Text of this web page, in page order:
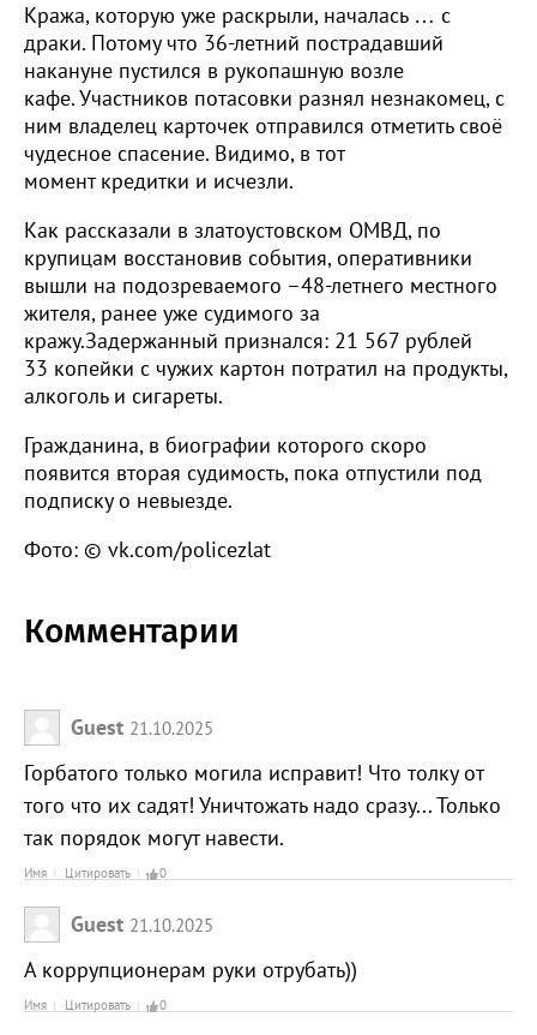
Кража, которую уже раскрыли, началась … с
драки. Потому что 36-летний пострадавший
накануне пустился в рукопашную возле
кафе. Участников потасовки разнял незнакомец, с
ним владелец карточек отправился отметить своё
чудесное спасение. Видимо, в тот
момент кредитки и исчезли.
Как рассказали в златоустовском ОМВД, по
крупицам восстановив события, оперативники
вышли на подозреваемого –48-летнего местного
жителя, ранее уже судимого за
кражу.Задержанный признался: 21 567 рублей
33 копейки с чужих картон потратил на продукты,
алкоголь и сигареты.
Гражданина, в биографии которого скоро
появится вторая судимость, пока отпустили под
подписку о невыезде.
Фото: © vk.com/policezlat
Комментарии
Guest 21.10.2025
Горбатого только могила исправит! Что толку от
того что их садят! Уничтожать надо сразу... Только
так порядок могут навести.
Имя Цитировать 0
Guest 21.10.2025
А коррупционерам руки отрубать))
Имя Цитировать 0